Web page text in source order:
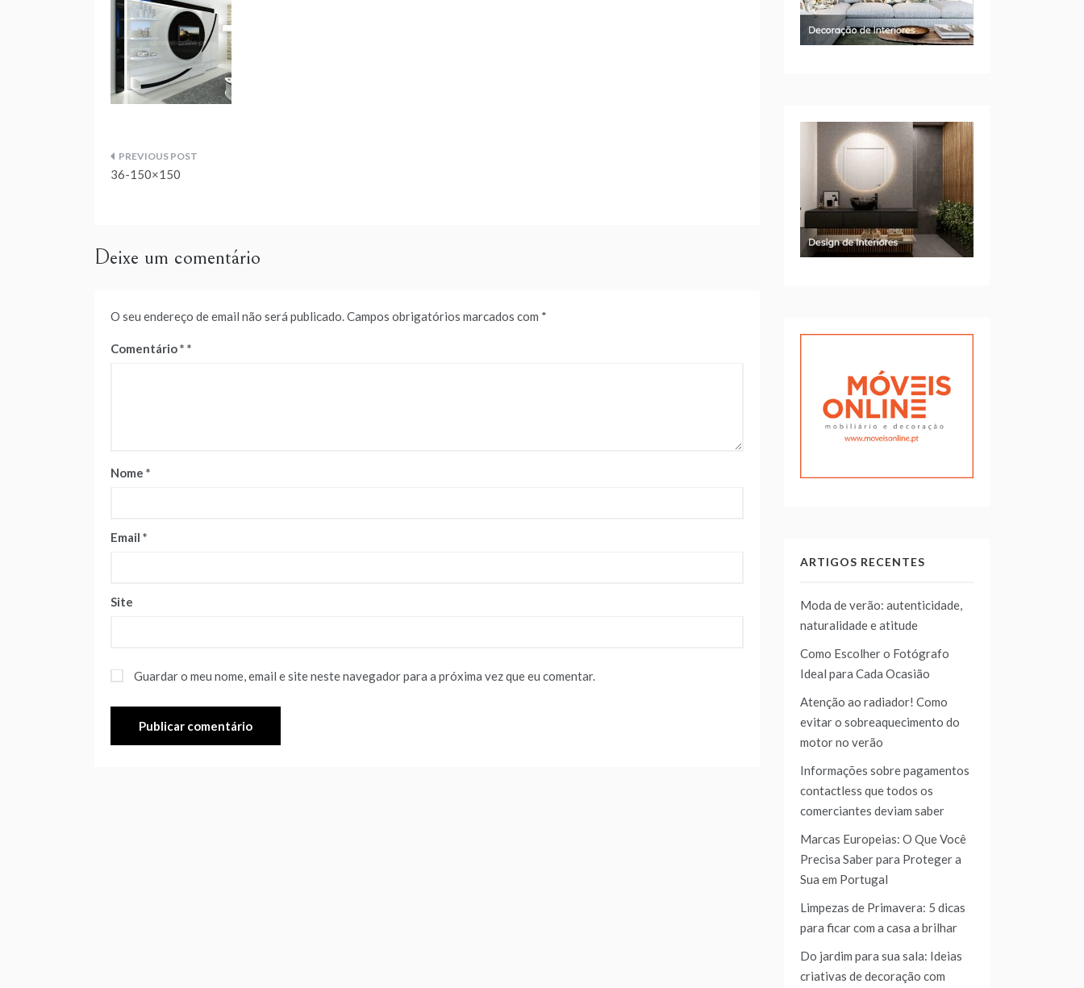
Navegação
36-150×150
Deixe um comentário
O seu endereço de email não será publicado.Campos obrigatórios marcados com *
Comentário*
Nome *
Email *
Site
Guardar o meu nome, email e site neste navegador para a próxima vez que eu comentar.
ARTIGOS RECENTES
Moda de verão: autenticidade,
naturalidade e atitude
Como Escolher o Fotógrafo
Ideal para Cada Ocasião
Atenção ao radiador! Como
evitar o sobreaquecimento do
motor no verão
Informações sobre pagamentos
contactless que todos os
comerciantes deviam saber
Marcas Europeias: O Que Você
Precisa Saber para Proteger a
Sua em Portugal
Limpezas de Primavera: 5 dicas
para ficar com a casa a brilhar
Do jardim para sua sala: Ideias
criativas de decoração com